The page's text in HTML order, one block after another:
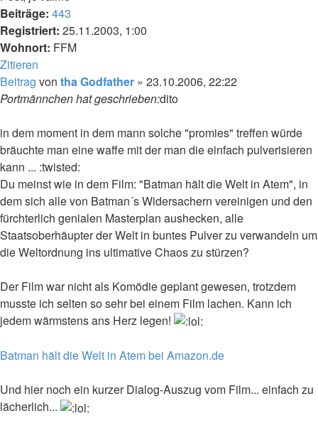
Beiträge: 443
Registriert: 25.11.2003, 1:00
Wohnort: FFM
Zitieren
Beitrag von tha Godfather » 23.10.2006, 22:22
Portmännchen hat geschrieben:dito
in dem moment in dem mann solche "promies" treffen würde
bräuchte man eine waffe mit der man die einfach pulverisieren
kann ... :twisted:
Du meinst wie in dem Film: "Batman hält die Welt in Atem", in
dem sich alle von Batman´s Widersachern vereinigen und den
fürchterlich genialen Masterplan aushecken, alle
Staatsoberhäupter der Welt in buntes Pulver zu verwandeln um
die Weltordnung ins ultimative Chaos zu stürzen?
Der Film war nicht als Komödie geplant gewesen, trotzdem
musste ich selten so sehr bei einem Film lachen. Kann ich
jedem wärmstens ans Herz legen!
Batman hält die Welt in Atem bei Amazon.de
Und hier noch ein kurzer Dialog-Auszug vom Film... einfach zu
lächerlich...